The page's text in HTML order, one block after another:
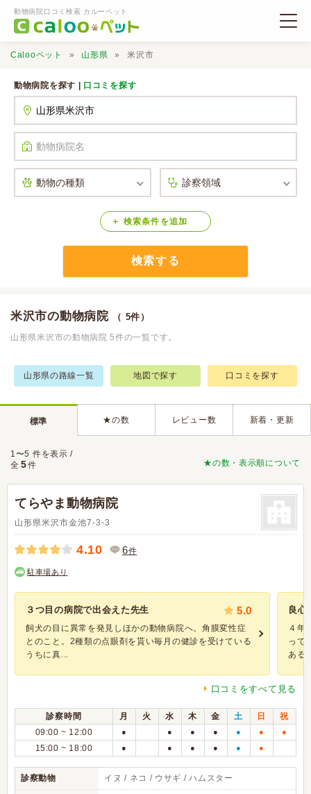
動物病院口コミ検索 カルーペット
口コミ検索
Calooペットとは？
Calooペット 山形県 米沢市
動物病院を探す | 口コミを探す
検索条件 を追加
検索する
米沢市の動物病院 （ 5件）
山形県米沢市の動物病院 5件の一覧です。
山形県の路線一覧 地図で探す 口コミを探す
標準 ★の数 レビュー数 新着・更新
★の数・表示順について
1〜5 件を表示 /
全 5件
てらやま動物病院
山形県米沢市金池7-3-3
4.10 6件
駐車場あり
３つ目の病院で出会えた先生 5.0
飼犬の目に異常を発見しほかの動物病院へ。角膜変性症
とのこと。2種類の点眼剤を貰い毎月の健診を受けている
うちに真...
良心
４年
って
ある
口コミをすべて見る
診察時間 月 火 水 木 金 土 日
祝
09:00 ~ 12:00
● ● ● ● ● ● ●
15:00 ~ 18:00 ● ● ● ● ● ●
診察動物 イヌ / ネコ / ウサギ / ハムスター